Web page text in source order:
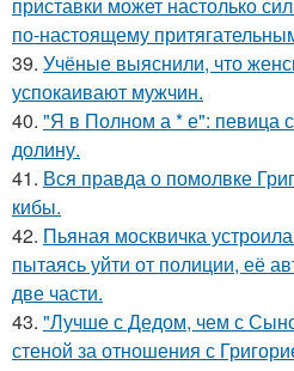
по-настоящему
39. Учёные выяснили, что
успокаивают мужчин.
40. "Я в Полном а * е": певица
долину.
41. Вся правда о помолвке
кибы.
42. Пьяная москвичка
пытаясь уйти от полиции, её
две части.
43. "Лучше с Дедом, чем с
стеной за отношения с